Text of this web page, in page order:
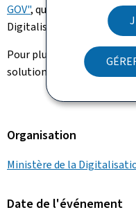
GOV", qui est lancé
Digitalisation.
Pour plus d'informations,
solutions sur
le site du
Organisation
Ministère de la
Date de l'événement